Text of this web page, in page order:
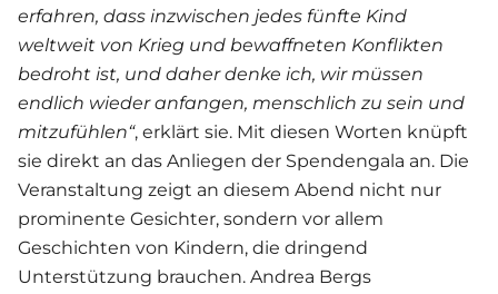
erfahren, dass inzwischen jedes fünfte Kind
weltweit von Krieg und bewaffneten Konflikten
bedroht ist, und daher denke ich, wir müssen
endlich wieder anfangen, menschlich zu sein und
mitzufühlen“, erklärt sie. Mit diesen Worten knüpft
sie direkt an das Anliegen der Spendengala an. Die
Veranstaltung zeigt an diesem Abend nicht nur
prominente Gesichter, sondern vor allem
Geschichten von Kindern, die dringend
Unterstützung brauchen. Andrea Bergs